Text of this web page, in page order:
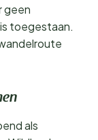
geen
toegestaan.
als